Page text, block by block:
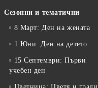
Сезонни и тематични
8 Март: Ден на жената
1 Юни: Ден на детето
15 Септември: Първи
учебен ден